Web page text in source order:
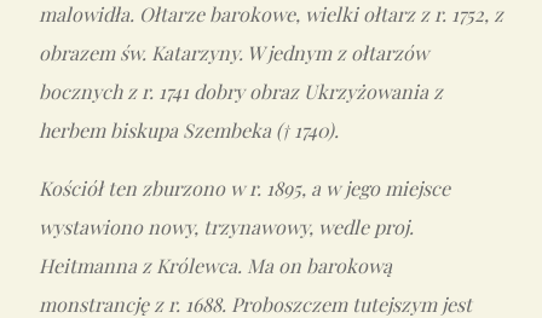
malowidła. Ołtarze barokowe, wielki ołtarz z r. 1752, z
obrazem św. Katarzyny. W jednym z ołtarzów
bocznych z r. 1741 dobry obraz Ukrzyżowania z
herbem biskupa Szembeka († 1740).
Kościół ten zburzono w r. 1895, a w jego miejsce
wystawiono nowy, trzynawowy, wedle proj.
Heitmanna z Królewca. Ma on barokową
monstrancję z r. 1688. Proboszczem tutejszym jest